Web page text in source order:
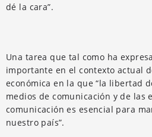
dé la cara”.
Una tarea que tal como ha
importante en el contexto actual
económica en la que “la libertad
medios de comunicación y de las
comunicación es esencial para
nuestro país”.